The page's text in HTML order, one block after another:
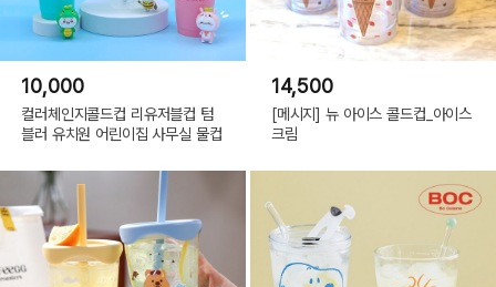
10,000
컬러체인지콜드컵 리유저블컵 텀
블러 유치원 어린이집 사무실 물컵
14,500
[메시지] 뉴 아이스 콜드컵_아이스
크림